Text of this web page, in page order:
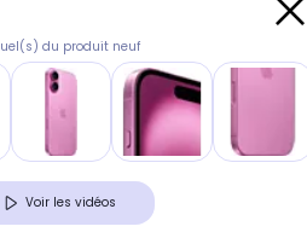
du produit neuf
Voir les vidéos